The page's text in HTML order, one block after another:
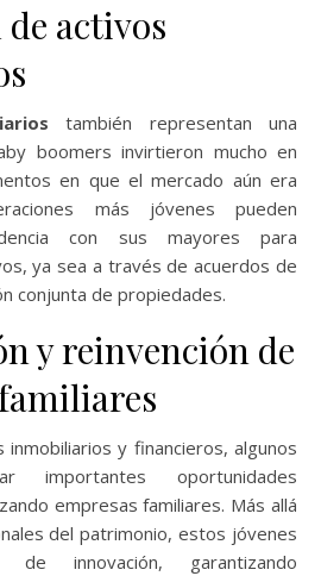
activos
también representan una
boomers invirtieron mucho en
en que el mercado aún era
más jóvenes pueden
con sus mayores para
ya sea a través de acuerdos de
conjunta de propiedades.
y reinvención de
y financieros, algunos
importantes oportunidades
empresas familiares. Más allá
del patrimonio, estos jóvenes
innovación, garantizando